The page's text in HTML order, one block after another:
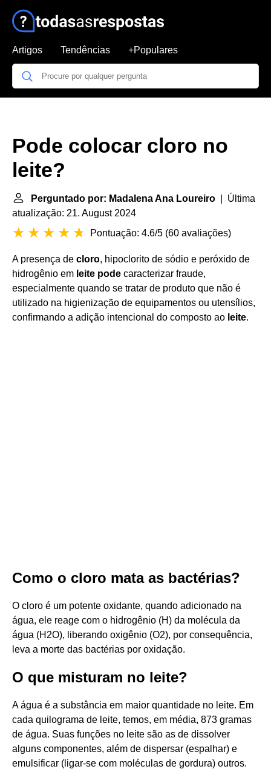
Artigos Tendências +Populares
Pode colocar cloro no
leite?
Perguntado por: Madalena Ana Loureiro | Última
atualização: 21. August 2024
Pontuação: 4.6/5 (60 avaliações)
A presença de cloro, hipoclorito de sódio e peróxido de
hidrogênio em leite pode caracterizar fraude,
especialmente quando se tratar de produto que não é
utilizado na higienização de equipamentos ou utensílios,
confirmando a adição intencional do composto ao leite.
Como o cloro mata as bactérias?
O cloro é um potente oxidante, quando adicionado na
água, ele reage com o hidrogênio (H) da molécula da
água (H2O), liberando oxigênio (O2), por consequência,
leva a morte das bactérias por oxidação.
O que misturam no leite?
A água é a substância em maior quantidade no leite. Em
cada quilograma de leite, temos, em média, 873 gramas
de água. Suas funções no leite são as de dissolver
alguns componentes, além de dispersar (espalhar) e
emulsificar (ligar-se com moléculas de gordura) outros.